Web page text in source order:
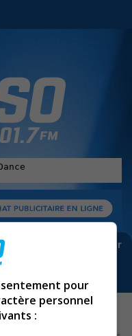
Pour ne rien manquer
toi à notre infolettre :
pour
personnel
: